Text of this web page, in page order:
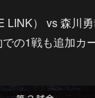
LINK） vs 森川
の1戦も追加カ